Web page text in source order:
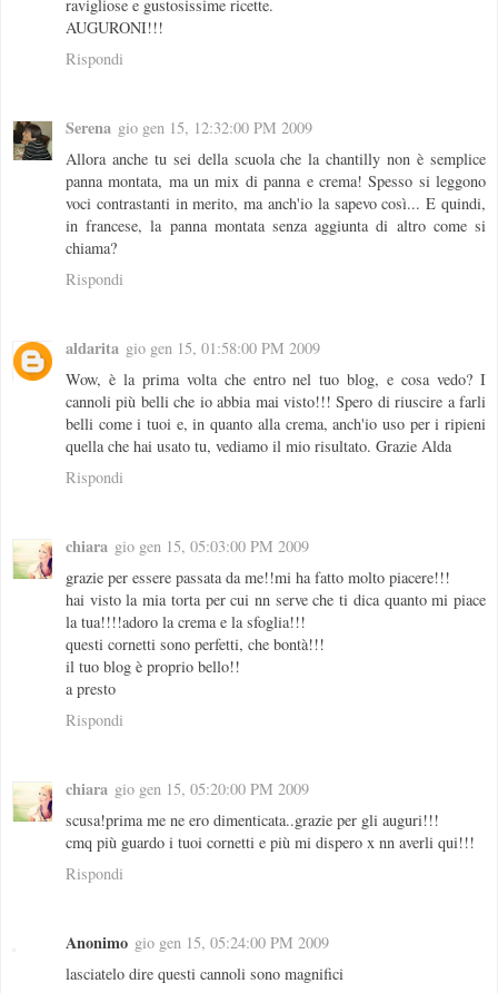
ravigliose e gustosissime ricette.
AUGURONI!!!
Rispondi
Serena gio gen 15, 12:32:00 PM 2009
Allora anche tu sei della scuola che la chantilly non è semplice
panna montata, ma un mix di panna e crema! Spesso si leggono
voci contrastanti in merito, ma anch'io la sapevo così... E quindi,
in francese, la panna montata senza aggiunta di altro come si
chiama?
Rispondi
aldarita gio gen 15, 01:58:00 PM 2009
Wow, è la prima volta che entro nel tuo blog, e cosa vedo? I
cannoli più belli che io abbia mai visto!!! Spero di riuscire a farli
belli come i tuoi e, in quanto alla crema, anch'io uso per i ripieni
quella che hai usato tu, vediamo il mio risultato. Grazie Alda
Rispondi
chiara gio gen 15, 05:03:00 PM 2009
grazie per essere passata da me!!mi ha fatto molto piacere!!!
hai visto la mia torta per cui nn serve che ti dica quanto mi piace
la tua!!!!adoro la crema e la sfoglia!!!
questi cornetti sono perfetti, che bontà!!!
il tuo blog è proprio bello!!
a presto
Rispondi
chiara gio gen 15, 05:20:00 PM 2009
scusa!prima me ne ero dimenticata..grazie per gli auguri!!!
cmq più guardo i tuoi cornetti e più mi dispero x nn averli qui!!!
Rispondi
Anonimo gio gen 15, 05:24:00 PM 2009
lasciatelo dire questi cannoli sono magnifici